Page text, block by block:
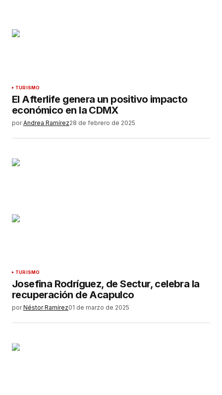
TURISMO
El Afterlife genera un positivo impacto
económico en la CDMX
por Andrea Ramírez28 de febrero de 2025
TURISMO
Josefina Rodríguez, de Sectur, celebra la
recuperación de Acapulco
por Néstor Ramírez01 de marzo de 2025